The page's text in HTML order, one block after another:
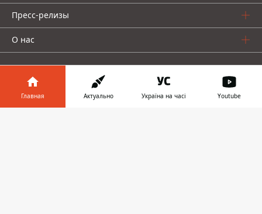
Пресс-релизы
О нас
Главная Актуально Україна на часі Youtube